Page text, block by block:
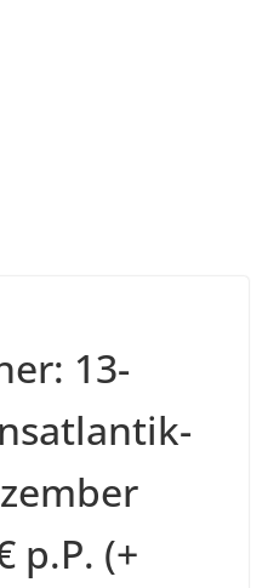
13-
p.P. (+